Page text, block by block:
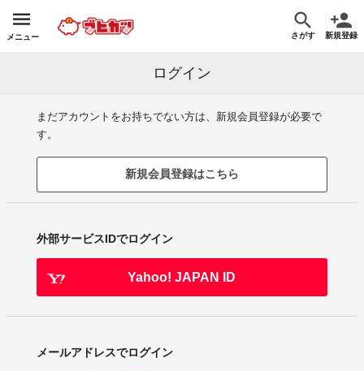
メニュー さがす 新規登録
ログイン
まだアカウントをお持ちでない方は、新規会員登録が必要で
す。
新規会員登録はこちら
外部サービスIDでログイン
Yahoo! JAPAN ID
メールアドレスでログイン